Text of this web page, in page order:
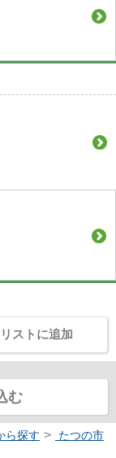
ストに追加
む
ら探す > たつの市